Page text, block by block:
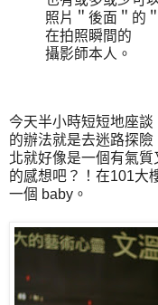
照片＂後面＂的
在拍照瞬間的
攝影師本人。
今天半小時短短地座
的辦法就是去迷路探
北就好像是一個有氣
的感想吧？！在101大
一個 baby。